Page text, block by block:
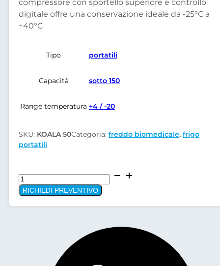
compressore con sportello superiore e controllo
digitale offre una conservazione ideale da -25°C a
+40°C
Tipo portatili
Capacità sotto 150
Range temperatura +4 / -20
SKU: KOALA 50Categoria: freddo biomedicale, frigo
portatili
Contenitore
Isotermico
refrigerato
RICHIEDI PREVENTIVO